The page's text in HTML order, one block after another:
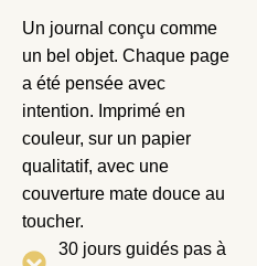
Un journal conçu comme
un bel objet. Chaque page
a été pensée avec
intention. Imprimé en
couleur, sur un papier
qualitatif, avec une
couverture mate douce au
toucher.
30 jours guidés pas à